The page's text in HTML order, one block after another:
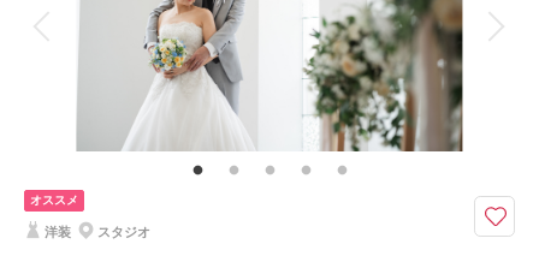
挙式
家族用衣装レンタル ペットと撮影
その他含むもの
小物一式(ネックレス・イヤリング・ベール・グローブ・ヘッドパーツ)、チ
ャペル装花、スマホ撮影OK、撮影アイテム持ち込みOK、専任アテンド
【2026年9月までの撮影限定】基本料金50%OFF・平日試着で衣装ランクア
ップ30%OFF
オススメ
洋装 スタジオ